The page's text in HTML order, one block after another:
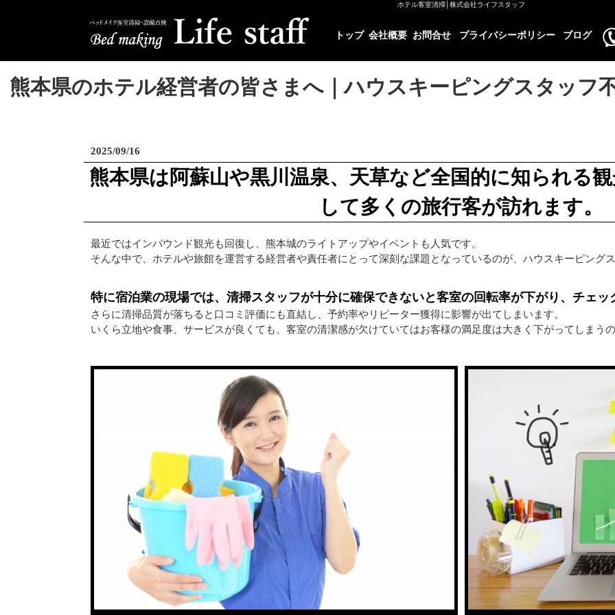
ホテル客室清掃│株式会社ライフスタッフ
トップ 会社概要 お問合せ プライバシーポリシー ブログ
熊本県のホテル経営者の皆さまへ｜ハウスキーピングスタッフ
2025/09/16
熊本県は阿蘇山や黒川温泉、天草など全国的に知られる
して多くの旅行客が訪れます。
最近ではインバウンド観光も回復し、熊本城のライトアップやイベントも人気です。
そんな中で、ホテルや旅館を運営する経営者や責任者にとって深刻な課題となっているのが、ハウスキーピング
特に宿泊業の現場では、清掃スタッフが十分に確保できないと客室の回転率が下がり、チェ
さらに清掃品質が落ちると口コミ評価にも直結し、予約率やリピーター獲得に影響が出てしまいます。
いくら立地や食事、サービスが良くても、客室の清潔感が欠けていてはお客様の満足度は大きく下がってしまう